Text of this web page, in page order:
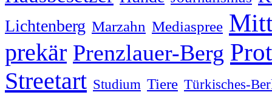
Lichtenberg Marzahn Mediaspree
prekär Prenzlauer-Berg
Streetart Studium Tiere Türkisches-